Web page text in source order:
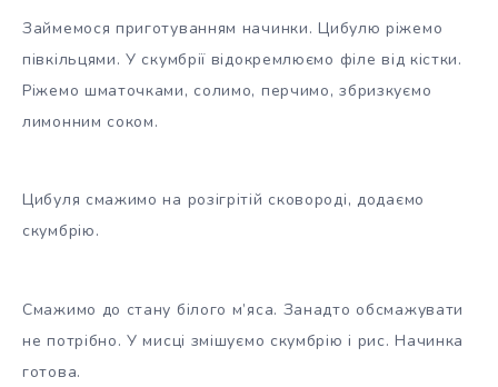
Займемося приготуванням начинки. Цибулю ріжемо
півкільцями. У скумбрії відокремлюємо філе від кістки.
Ріжемо шматочками, солимо, перчимо, збризкуємо
лимонним соком.
Цибуля смажимо на розігрітій сковороді, додаємо
скумбрію.
Смажимо до стану білого м’яса. Занадто обсмажувати
не потрібно. У мисці змішуємо скумбрію і рис. Начинка
готова.